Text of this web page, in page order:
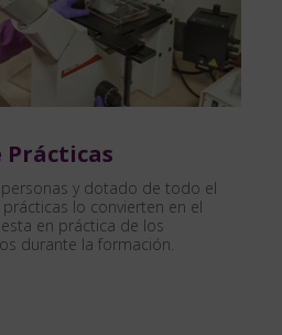
y dotado de todo el
lo convierten en el
en práctica de los
durante la formación.